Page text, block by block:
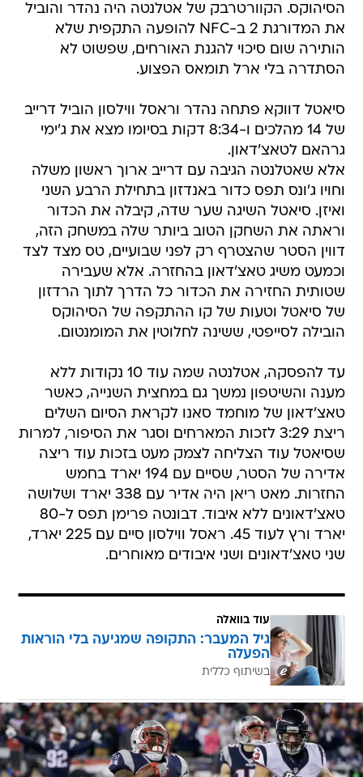
הסיהוקס. הקוורטרבק של אטלנטה היה נהדר והוביל
את המדורגת 2 ב-NFC להופעה התקפית שלא
הותירה שום סיכוי להגנת האורחים, שפשוט לא
הסתדרה בלי ארל תומאס הפצוע.
סיאטל דווקא פתחה נהדר וראסל ווילסון הוביל דרייב
של 14 מהלכים ו-8:34 דקות בסיומו מצא את ג'ימי
גרהאם לטאצ'דאון.
אלא שאטלנטה הגיבה עם דרייב ארוך ראשון משלה
וחויו ג'ונס תפס כדור באנדזון בתחילת הרבע השני
ואיזן. סיאטל השיגה שער שדה, קיבלה את הכדור
וראתה את השחקן הטוב ביותר שלה במשחק הזה,
דווין הסטר שהצטרף רק לפני שבועיים, טס מצד לצד
וכמעט משיג טאצ'דאון בהחזרה. אלא שעבירה
שטותית החזירה את הכדור כל הדרך לתוך הרדזון
של סיאטל וטעות של קו ההתקפה של הסיהוקס
הובילה לסייפטי, ששינה לחלוטין את המומנטום.
עד להפסקה, אטלנטה שמה עוד 10 נקודות ללא
מענה והשיטפון נמשך גם במחצית השנייה, כאשר
טאצ'דאון של מוחמד סאנו לקראת הסיום השלים
ריצת 3:29 לזכות המארחים וסגר את הסיפור, למרות
שסיאטל עוד הצליחה לצמק מעט בזכות עוד ריצה
אדירה של הסטר, שסיים עם 194 יארד בחמש
החזרות. מאט ריאן היה אדיר עם 338 יארד ושלושה
טאצ'דאונים ללא איבוד. דבונטה פרימן תפס ל-80
יארד ורץ לעוד 45. ראסל ווילסון סיים עם 225 יארד,
שני טאצ'דאונים ושני איבודים מאוחרים.
עוד בוואלה
גיל המעבר: התקופה שמגיעה בלי הוראות
הפעלה
בשיתוף כללית